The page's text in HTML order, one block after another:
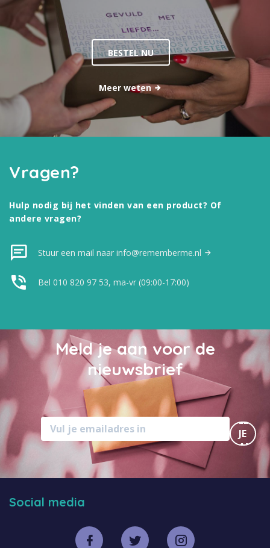
BESTEL NU
Meer weten
Vragen?
Hulp nodig bij het vinden van een product? Of
andere vragen?
Stuur een mail naar info@rememberme.nl
Bel 010 820 97 53, ma-vr (09:00-17:00)
Meld je aan voor de
nieuwsbrief
MELD
JE
AAN
Social media